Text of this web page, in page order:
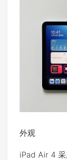
外观
iPad Air 4 采